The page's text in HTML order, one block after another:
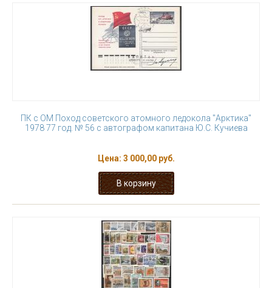
ПК с ОМ Поход советского атомного ледокола "Арктика"
1978 77 год. № 56 с автографом капитана Ю.С. Кучиева
Цена: 3 000,00 руб.